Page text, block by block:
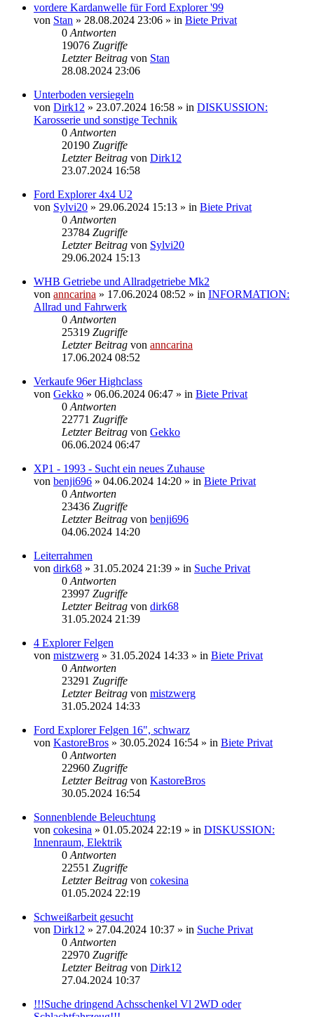
vordere Kardanwelle für Ford Explorer '99
von Stan » 28.08.2024 23:06 » in Biete Privat
0 Antworten
19076 Zugriffe
Letzter Beitrag von Stan
28.08.2024 23:06
Unterboden versiegeln
von Dirk12 » 23.07.2024 16:58 » in DISKUSSION:
Karosserie und sonstige Technik
0 Antworten
20190 Zugriffe
Letzter Beitrag von Dirk12
23.07.2024 16:58
Ford Explorer 4x4 U2
von Sylvi20 » 29.06.2024 15:13 » in Biete Privat
0 Antworten
23784 Zugriffe
Letzter Beitrag von Sylvi20
29.06.2024 15:13
WHB Getriebe und Allradgetriebe Mk2
von anncarina » 17.06.2024 08:52 » in INFORMATION:
Allrad und Fahrwerk
0 Antworten
25319 Zugriffe
Letzter Beitrag von anncarina
17.06.2024 08:52
Verkaufe 96er Highclass
von Gekko » 06.06.2024 06:47 » in Biete Privat
0 Antworten
22771 Zugriffe
Letzter Beitrag von Gekko
06.06.2024 06:47
XP1 - 1993 - Sucht ein neues Zuhause
von benji696 » 04.06.2024 14:20 » in Biete Privat
0 Antworten
23436 Zugriffe
Letzter Beitrag von benji696
04.06.2024 14:20
Leiterrahmen
von dirk68 » 31.05.2024 21:39 » in Suche Privat
0 Antworten
23997 Zugriffe
Letzter Beitrag von dirk68
31.05.2024 21:39
4 Explorer Felgen
von mistzwerg » 31.05.2024 14:33 » in Biete Privat
0 Antworten
23291 Zugriffe
Letzter Beitrag von mistzwerg
31.05.2024 14:33
Ford Explorer Felgen 16", schwarz
von KastoreBros » 30.05.2024 16:54 » in Biete Privat
0 Antworten
22960 Zugriffe
Letzter Beitrag von KastoreBros
30.05.2024 16:54
Sonnenblende Beleuchtung
von cokesina » 01.05.2024 22:19 » in DISKUSSION:
Innenraum, Elektrik
0 Antworten
22551 Zugriffe
Letzter Beitrag von cokesina
01.05.2024 22:19
Schweißarbeit gesucht
von Dirk12 » 27.04.2024 10:37 » in Suche Privat
0 Antworten
22970 Zugriffe
Letzter Beitrag von Dirk12
27.04.2024 10:37
!!!Suche dringend Achsschenkel Vl 2WD oder